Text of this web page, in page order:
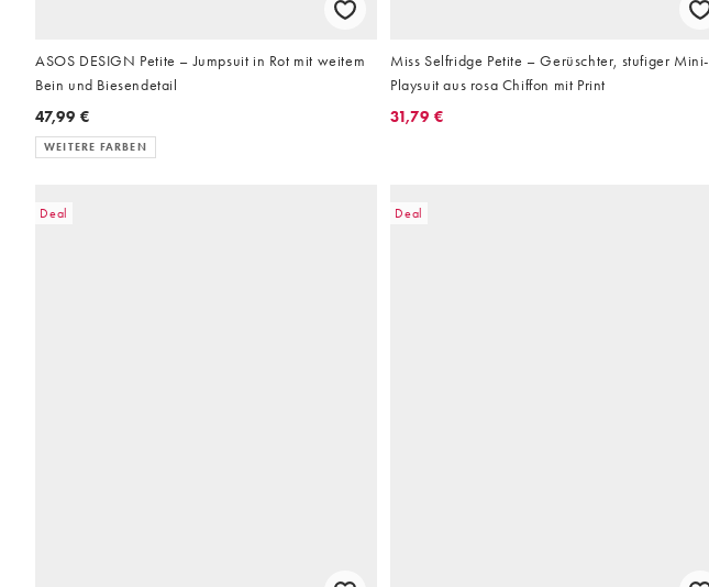
ASOS DESIGN Petite – Jumpsuit in Rot mit weitem
Bein und Biesendetail
47,99 €
WEITERE FARBEN
Miss Selfridge Petite – Gerüschter, stufiger Mini-
Playsuit aus rosa Chiffon mit Print
31,79 €
Deal Deal